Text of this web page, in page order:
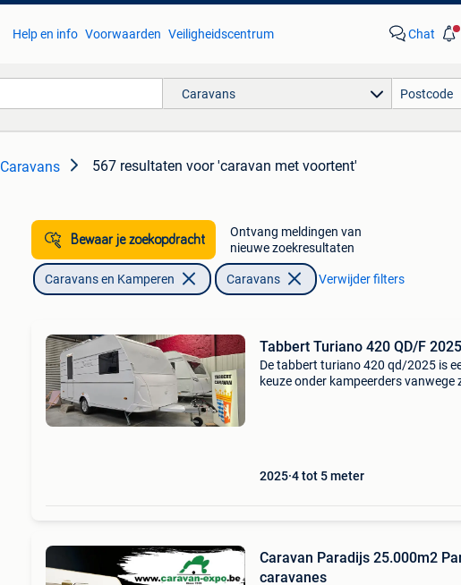
Help en info Voorwaarden Veiligheidscentrum Chat
Caravans
Caravans 567 resultaten voor 'caravan met voortent'
Bewaar je zoekopdracht
Ontvang meldingen van
nieuwe zoekresultaten
Caravans en Kamperen Caravans Verwijder filters
Tabbert Turiano 420
De tabbert turiano 420 qd/2025 is
keuze onder kampeerders vanwege
2025 4 tot 5 meter
Caravan Paradijs 25.000m2
caravanes